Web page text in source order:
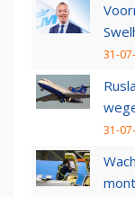
31-
31-